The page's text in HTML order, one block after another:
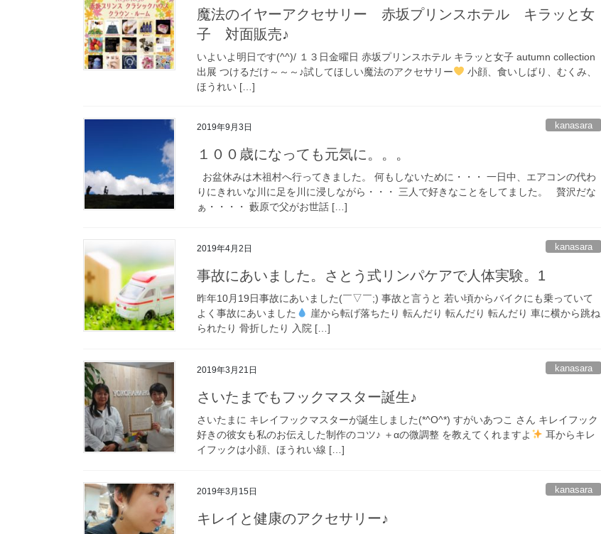
魔法のイヤーアクセサリー 赤坂プリンスホテル キラッと女
子 対面販売♪
いよいよ明日です(^^)/ １３日金曜日 赤坂プリンスホテル キラッと女子 autumn collection
出展 つけるだけ～～～♪試してほしい魔法のアクセサリー
小顔、食いしばり、むくみ、
ほうれい […]
2019年9月3日 kanasara
１００歳になっても元気に。。。
お盆休みは木祖村へ行ってきました。 何もしないために・・・ 一日中、エアコンの代わ
りにきれいな川に足を川に浸しながら・・・ 三人で好きなことをしてました。 贅沢だな
ぁ・・・・ 藪原で父がお世話 […]
2019年4月2日 kanasara
事故にあいました。さとう式リンパケアで人体実験。1
昨年10月19日事故にあいました(￣▽￣;) 事故と言うと 若い頃からバイクにも乗っていて
よく事故にあいました
崖から転げ落ちたり 転んだり 転んだり 転んだり 車に横から跳ね
られたり 骨折したり 入院 […]
2019年3月21日 kanasara
さいたまでもフックマスター誕生♪
さいたまに キレイフックマスターが誕生しました(*^O^*) すがいあつこ さん キレイフック
好きの彼女も私のお伝えした制作のコツ♪ ＋αの微調整 を教えてくれますよ
耳からキレ
イフックは小顔、ほうれい線 […]
2019年3月15日 kanasara
キレイと健康のアクセサリー♪